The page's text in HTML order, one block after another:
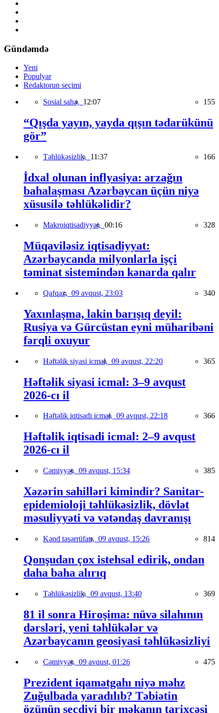
Gündəmdə
Yeni
Populyar
Redaktorun seçimi
Sosial sahə, 12:07 155
“Qışda yayın, yayda qışın tədarükünü
gör”
Təhlükəsizlik, 11:37 166
İdxal olunan inflyasiya: ərzağın
bahalaşması Azərbaycan üçün niyə
xüsusilə təhlükəlidir?
Makroiqtisadiyyat, 00:16 328
Müqaviləsiz iqtisadiyyat:
Azərbaycanda milyonlarla işçi
təminat sistemindən kənarda qalır
Qafqaz, 09 avqust, 23:03 340
Yaxınlaşma, lakin barışıq deyil:
Rusiya və Gürcüstan eyni müharibəni
fərqli oxuyur
Həftəlik siyasi icmal, 09 avqust, 22:20 365
Həftəlik siyasi icmal: 3–9 avqust
2026-cı il
Həftəlik iqtisadi icmal, 09 avqust, 22:18 366
Həftəlik iqtisadi icmal: 2–9 avqust
2026-cı il
Cəmiyyət, 09 avqust, 15:34 385
Xəzərin sahilləri kimindir? Sanitar-
epidemioloji təhlükəsizlik, dövlət
məsuliyyəti və vətəndaş davranışı
Kənd təsərrüfatı, 09 avqust, 15:26 814
Qonşudan çox istehsal edirik, ondan
daha baha alırıq
Təhlükəsizlik, 09 avqust, 13:40 369
81 il sonra Hiroşima: nüvə silahının
dərsləri, yeni təhlükələr və
Azərbaycanın geosiyasi təhlükəsizliyi
Cəmiyyət, 09 avqust, 01:26 475
Prezident iqamətgahı niyə məhz
Zuğulbada yaradılıb? Təbiətin
özünün seçdiyi bir məkanın tarixçəsi